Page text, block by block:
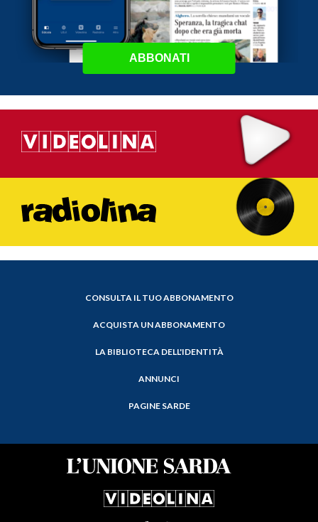
ABBONATI
CONSULTA IL TUO ABBONAMENTO
ACQUISTA UN ABBONAMENTO
LA BIBLIOTECA DELL'IDENTITÀ
ANNUNCI
PAGINE SARDE